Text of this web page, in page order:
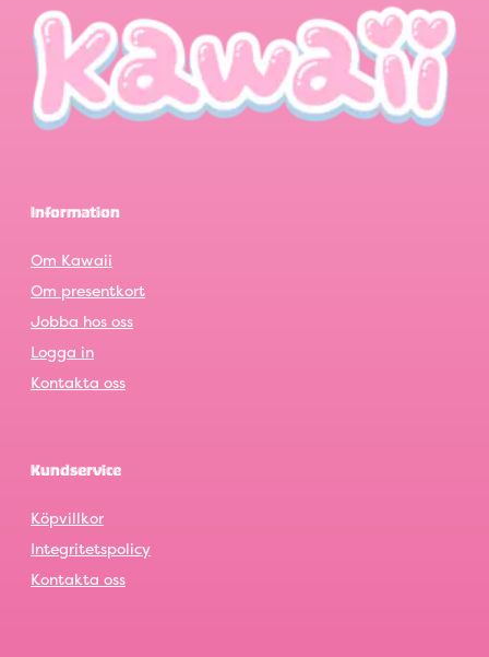
Information
Om Kawaii
Om presentkort
Jobba hos oss
Logga in
Kontakta oss
Kundservice
Köpvillkor
Integritetspolicy
Kontakta oss